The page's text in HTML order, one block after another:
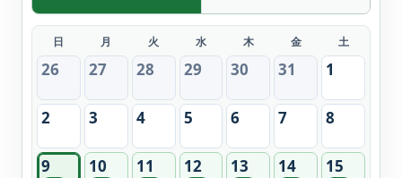
日 月 火 水 木 金 土
26 27 28 29 30 31 1
2 3 4 5 6 7 8
9 10 11 12 13 14 15